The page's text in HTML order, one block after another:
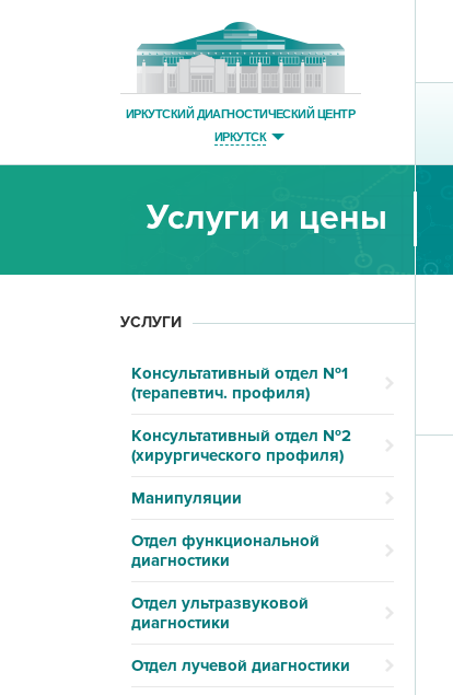
ИРКУТСКИЙ ДИАГНОСТИЧЕСКИЙ ЦЕНТР
ИРКУТСК
Услуги и цены
УСЛУГИ
Консультативный отдел №1
(терапевтич. профиля)
Консультативный отдел №2
(хирургического профиля)
Манипуляции
Отдел функциональной
диагностики
Отдел ультразвуковой
диагностики
Отдел лучевой диагностики